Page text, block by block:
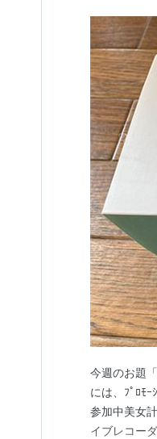
今週のお題
には、ﾌﾟﾛﾓ
参加中美女
イブレコー